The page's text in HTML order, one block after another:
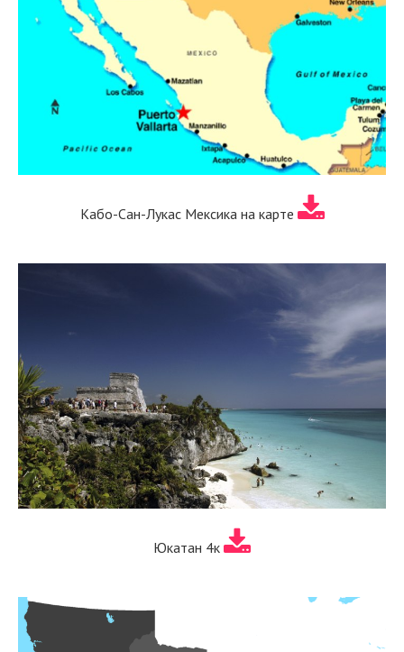
Кабо-Сан-Лукас Мексика на карте
Юкатан 4к